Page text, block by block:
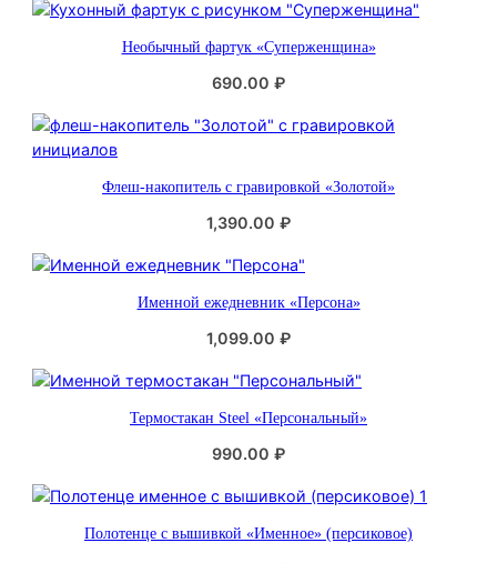
т
и
о
в
:
п
п
п
у
я
р
о
и
Необычный фартук «Суперженщина»
690.00 ₽
Флеш-накопитель с гравировкой «Золотой»
1,390.00 ₽
Именной ежедневник «Персона»
1,099.00 ₽
Термостакан Steel «Персональный»
990.00 ₽
Полотенце с вышивкой «Именное» (персиковое)